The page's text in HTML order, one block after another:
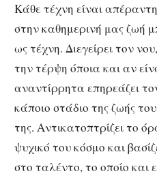
Κάθε τέχνη είναι
στην καθημερινή μας ζωή
ως τέχνη. Διεγείρει τον
την τέρψη όποια και αν
αναντίρρητα επηρεάζει
κάποιο στάδιο της ζωής
της. Αντικατοπτρίζει το
ψυχικό του κόσμο και
στο ταλέντο, το οποίο και